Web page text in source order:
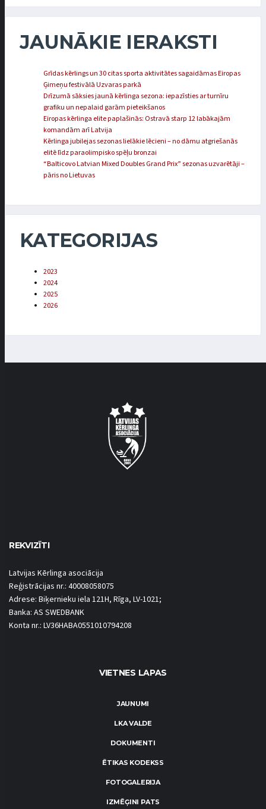
JAUNĀKIE IERAKSTI
Grīdas kērlings un 30 citas sporta aktivitātes sagaidāmas Eiropas
Ģimeņu festivālā Uzvaras parkā
Drīzumā sāksies jaunā kērlinga sezona: iepazīsties ar turnīru
grafiku un nepalaid garām pieteikšanos
Eiropas kērlinga elite paplašinās: Ostravā starp 12 labākajām
komandām arī Latvija
Kērlinga jubilejas sezonas lielākie lēcieni – no dāmu atgriešanās
elitē līdz paraolimpisko spēļu bronzai
“Balticovo Latvian Mixed Doubles Grand Prix” sezonas uzvarētāji –
pāris no Lietuvas
KATEGORIJAS
2023
2024
2025
2026
REKVIZĪTI
Latvijas Kērlinga asociācija
Reģistrācijas nr.: 40008058075
Adrese: Biķernieku iela 121H, Rīga, LV-1021;
Banka: AS SWEDBANK
Konta nr.: LV36HABA0551010794208
VIETNES LAPAS
JAUNUMI
LKA VALDE
DOKUMENTI
ĒTIKAS KODEKSS
FOTOGALERIJA
IZMĒĢINI PATS